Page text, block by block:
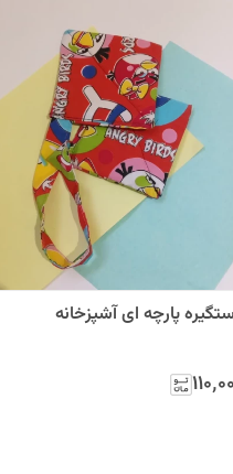
پارچه ای آشپزخانه